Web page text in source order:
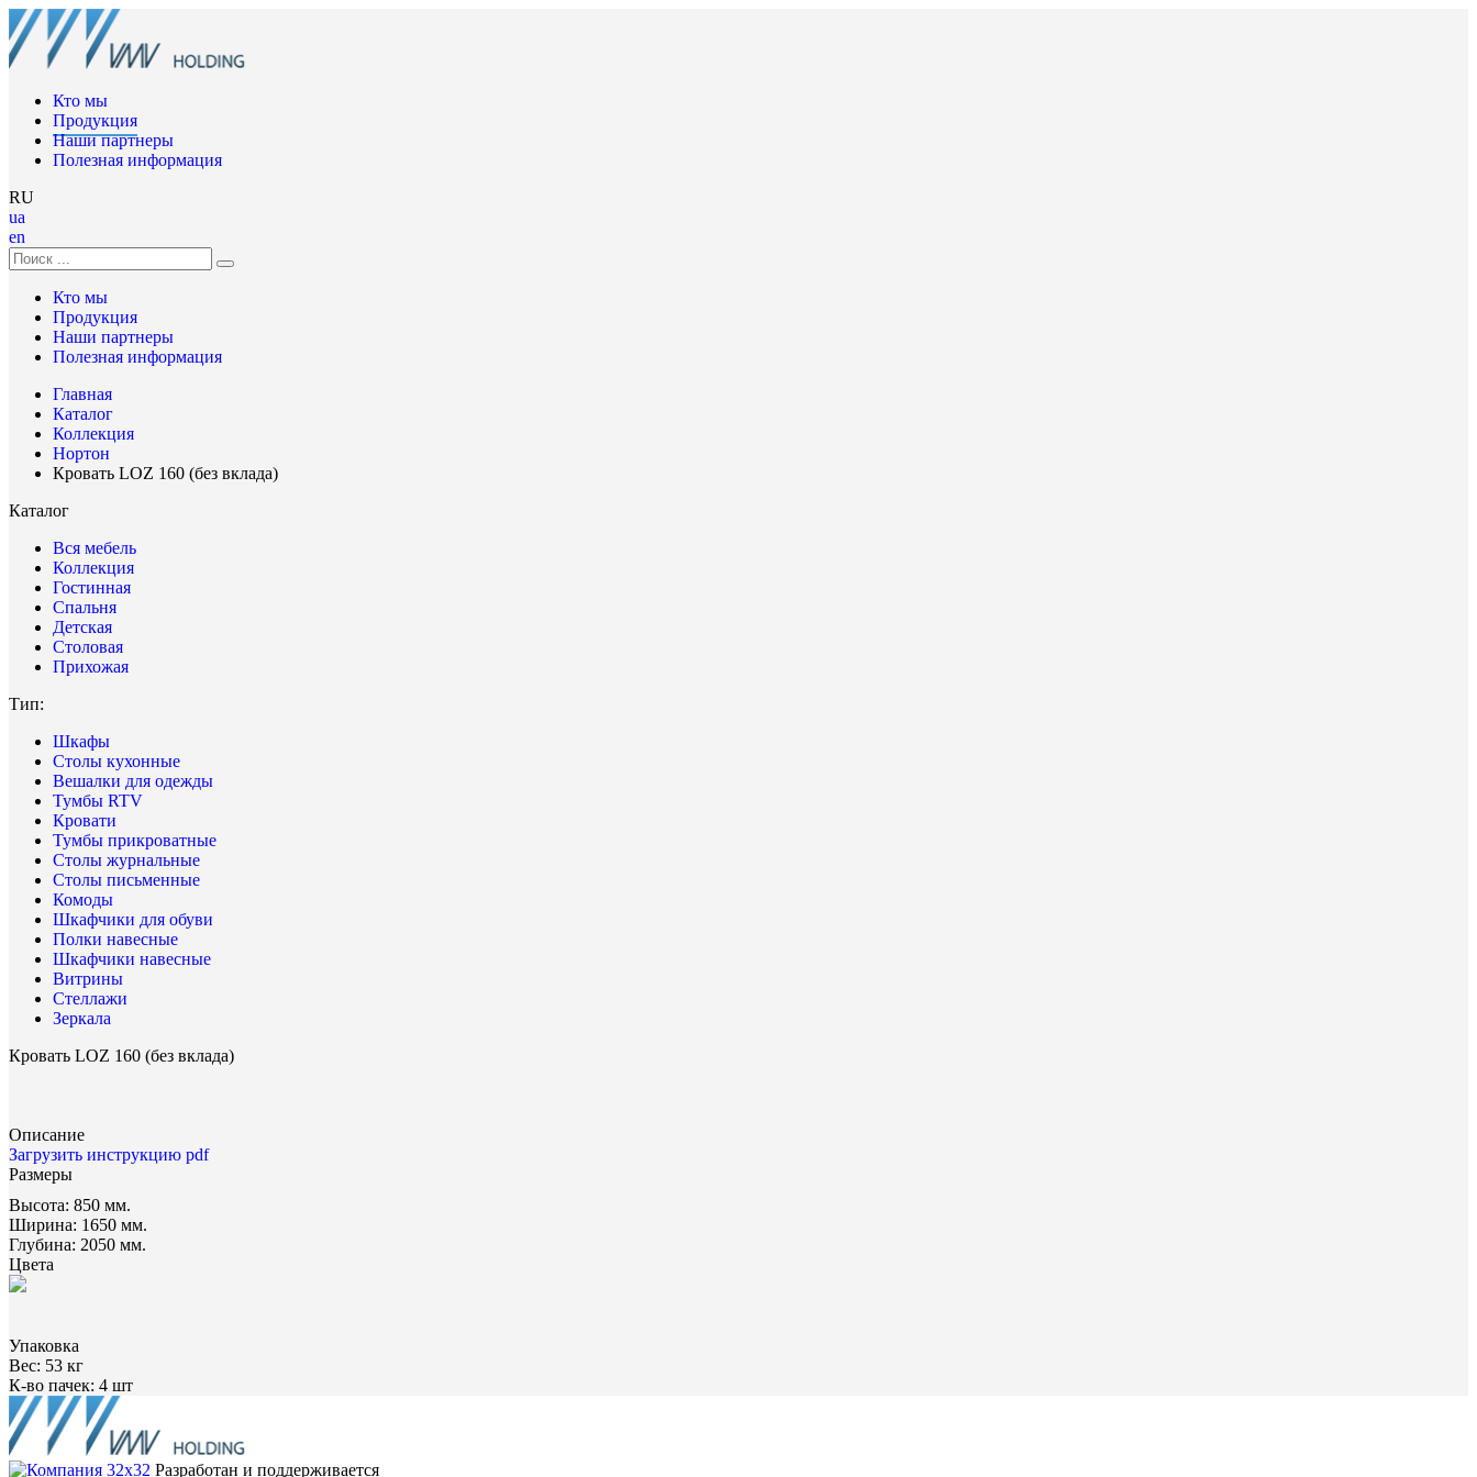
Кто мы
Продукция
Наши партнеры
Полезная информация
RU
ua
en
Кто мы
Продукция
Наши партнеры
Полезная информация
Главная
Каталог
Коллекция
Нортон
Кровать LOZ 160 (без вклада)
Каталог
Вся мебель
Коллекция
Гостинная
Спальня
Детская
Столовая
Прихожая
Тип:
Шкафы
Столы кухонные
Вешалки для одежды
Тумбы RTV
Кровати
Тумбы прикроватные
Столы журнальные
Столы письменные
Комоды
Шкафчики для обуви
Полки навесные
Шкафчики навесные
Витрины
Стеллажи
Зеркала
Кровать LOZ 160 (без вклада)
Описание
Загрузить инструкцию pdf
Размеры
Высота: 850 мм.
Ширина: 1650 мм.
Глубина: 2050 мм.
Цвета
Упаковка
Вес: 53 кг
К-во пачек: 4 шт
Разработан и поддерживается